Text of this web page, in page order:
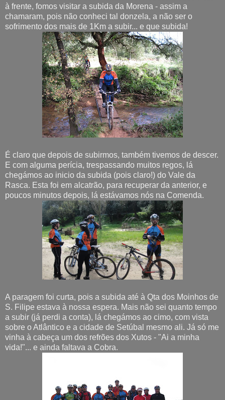
à frente, fomos visitar a subida da Morena - assim a
chamaram, pois não conheci tal donzela, a não ser o
sofrimento dos mais de 1Km a subir... e que subida!
É claro que depois de subirmos, também tivemos de descer.
E com alguma perícia, trespassando muitos regos, lá
chegámos ao inicio da subida (pois claro!) do Vale da
Rasca. Esta foi em alcatrão, para recuperar da anterior, e
poucos minutos depois, lá estávamos nós na Comenda.
A paragem foi curta, pois a subida até à Qta dos Moinhos de
S. Filipe estava à nossa espera. Mais não sei quanto tempo
a subir (já perdi a conta), lá chegámos ao cimo, com vista
sobre o Atlântico e a cidade de Setúbal mesmo ali. Já só me
vinha à cabeça um dos refrões dos Xutos - "Ai a minha
vida!"... e ainda faltava a Cobra.